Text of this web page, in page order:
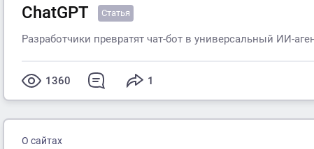
ChatGPT
Статья
Разработчики превратят чат-бот в универсальный ИИ-
1360 1
О сайтах